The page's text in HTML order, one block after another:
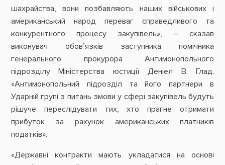
шахрайства, вони позбавляють наших військових і
американський народ переваг справедливого та
конкурентного процесу закупівель», – сказав
виконувач обов’язків заступника помічника
генерального прокурора Антимонопольного
підрозділу Міністерства юстиції Деніел В. Глад.
«Антимонопольний підрозділ та його партнери в
Ударній групі з питань змови у сфері закупівель будуть
рішуче переслідувати тих, хто прагне отримати
прибуток за рахунок американських платників
податків».
«Державні контракти мають укладатися на основі